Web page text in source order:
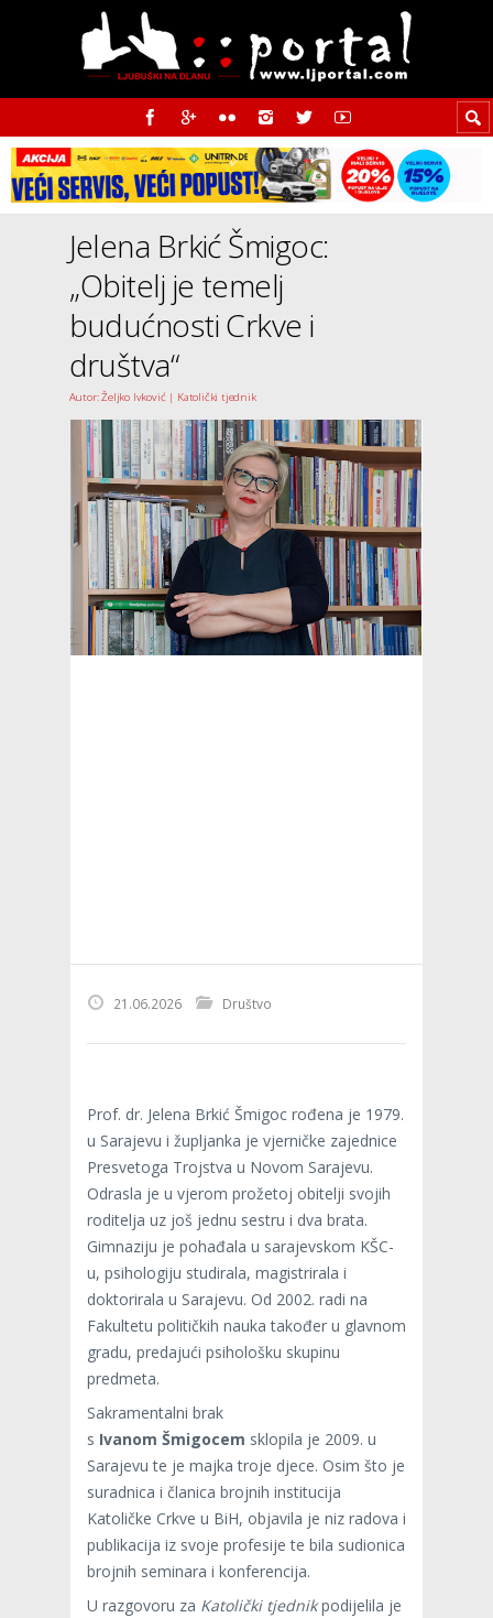
Jelena Brkić Šmigoc:
„Obitelj je temelj
budućnosti Crkve i
društva“
Autor: Željko Ivković | Katolički tjednik
21.06.2026 Društvo
Prof. dr. Jelena Brkić Šmigoc rođena je 1979.
u Sarajevu i župljanka je vjerničke zajednice
Presvetoga Trojstva u Novom Sarajevu.
Odrasla je u vjerom prožetoj obitelji svojih
roditelja uz još jednu sestru i dva brata.
Gimnaziju je pohađala u sarajevskom KŠC-
u, psihologiju studirala, magistrirala i
doktorirala u Sarajevu. Od 2002. radi na
Fakultetu političkih nauka također u glavnom
gradu, predajući psihološku skupinu
predmeta.
Sakramentalni brak
s Ivanom Šmigocem sklopila je 2009. u
Sarajevu te je majka troje djece. Osim što je
suradnica i članica brojnih institucija
Katoličke Crkve u BiH, objavila je niz radova i
publikacija iz svoje profesije te bila sudionica
brojnih seminara i konferencija.
U razgovoru za Katolički tjednikpodijelila je